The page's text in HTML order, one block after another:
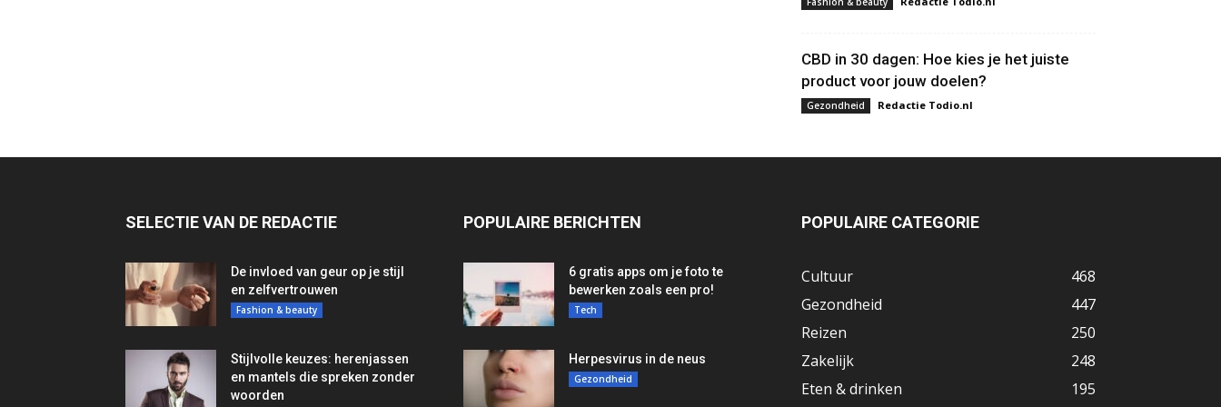
CBD in 30 dagen: Hoe kies je het juiste
product voor jouw doelen?
Gezondheid Redactie Todio.nl
SELECTIE VAN DE REDACTIE
De invloed van geur op je stijl
en zelfvertrouwen
Fashion & beauty
Stijlvolle keuzes: herenjassen
en mantels die spreken zonder
woorden
POPULAIRE BERICHTEN
6 gratis apps om je foto te
bewerken zoals een pro!
Tech
Herpesvirus in de neus
Gezondheid
POPULAIRE CATEGORIE
Cultuur
468
Gezondheid
447
Reizen
250
Zakelijk
248
Eten & drinken
195